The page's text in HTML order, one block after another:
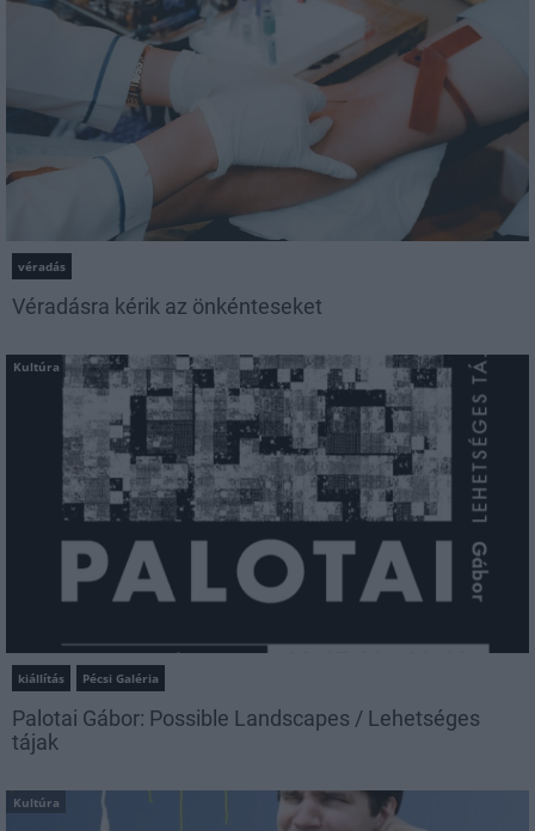
véradás
Véradásra kérik az önkénteseket
Kultúra
kiállítás Pécsi Galéria
Palotai Gábor: Possible Landscapes / Lehetséges
tájak
Kultúra